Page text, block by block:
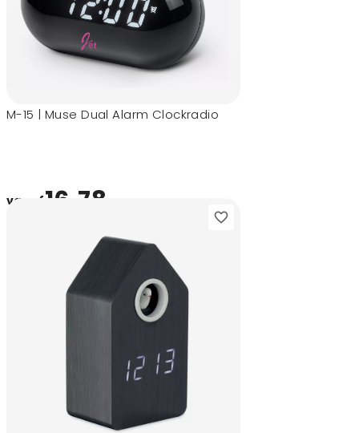
M-15 | Muse Dual Alarm Clockradio
vanaf16,78